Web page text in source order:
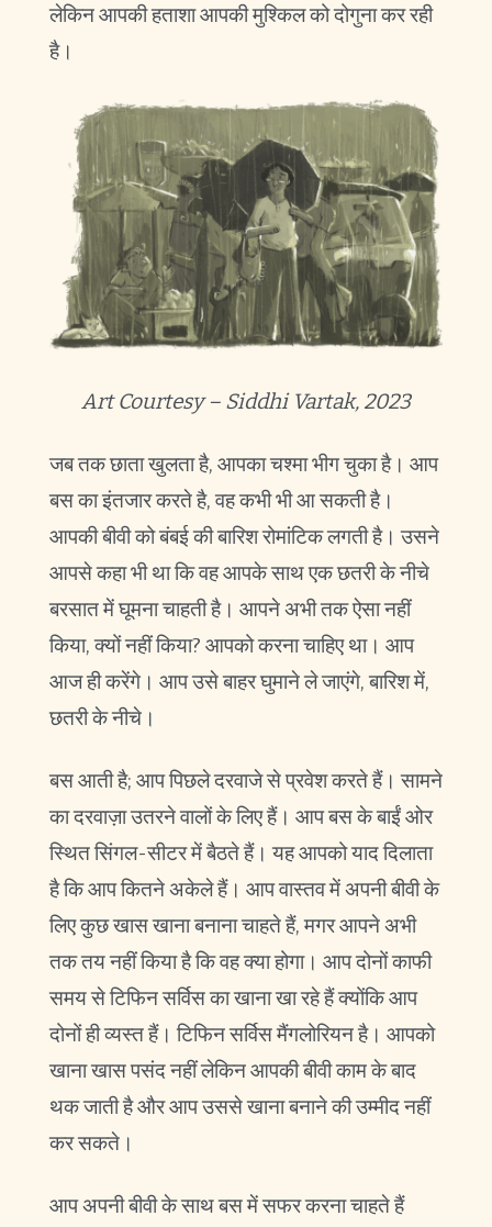
लेकिन आपकी हताशा आपकी मुश्किल को दोगुना कर रही
है।
Art Courtesy – Siddhi Vartak, 2023
जब तक छाता खुलता है, आपका चश्मा भीग चुका है। आप
बस का इंतजार करते है, वह कभी भी आ सकती है।
आपकी बीवी को बंबई की बारिश रोमांटिक लगती है। उसने
आपसे कहा भी था कि वह आपके साथ एक छतरी के नीचे
बरसात में घूमना चाहती है। आपने अभी तक ऐसा नहीं
किया, क्यों नहीं किया? आपको करना चाहिए था। आप
आज ही करेंगे। आप उसे बाहर घुमाने ले जाएंगे, बारिश में,
छतरी के नीचे।
बस आती है; आप पिछले दरवाजे से प्रवेश करते हैं। सामने
का दरवाज़ा उतरने वालों के लिए हैं। आप बस के बाईं ओर
स्थित सिंगल-सीटर में बैठते हैं। यह आपको याद दिलाता
है कि आप कितने अकेले हैं। आप वास्तव में अपनी बीवी के
लिए कुछ खास खाना बनाना चाहते हैं, मगर आपने अभी
तक तय नहीं किया है कि वह क्या होगा। आप दोनों काफी
समय से टिफिन सर्विस का खाना खा रहे हैं क्योंकि आप
दोनों ही व्यस्त हैं। टिफिन सर्विस मैंगलोरियन है। आपको
खाना खास पसंद नहीं लेकिन आपकी बीवी काम के बाद
थक जाती है और आप उससे खाना बनाने की उम्मीद नहीं
कर सकते।
आप अपनी बीवी के साथ बस में सफर करना चाहते हैं